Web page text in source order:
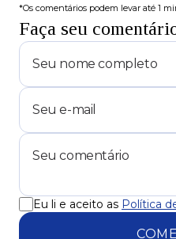
*Os comentários podem levar até 1
Faça seu
Eu li e aceito as Política